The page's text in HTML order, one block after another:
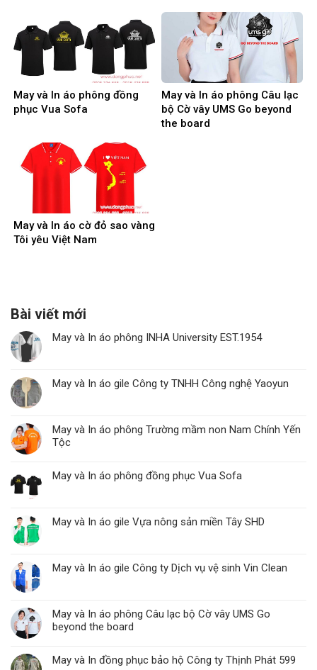
May và In áo phông đồng
phục Vua Sofa
May và In áo phông Câu lạc
bộ Cờ vây UMS Go beyond
the board
May và In áo cờ đỏ sao vàng
Tôi yêu Việt Nam
Bài viết mới
May và In áo phông INHA University EST.1954
May và In áo gile Công ty TNHH Công nghệ Yaoyun
May và In áo phông Trường mầm non Nam Chính Yến
Tộc
May và In áo phông đồng phục Vua Sofa
May và In áo gile Vựa nông sản miền Tây SHD
May và In áo gile Công ty Dịch vụ vệ sinh Vin Clean
May và In áo phông Câu lạc bộ Cờ vây UMS Go
beyond the board
May và In đồng phục bảo hộ Công ty Thịnh Phát 599